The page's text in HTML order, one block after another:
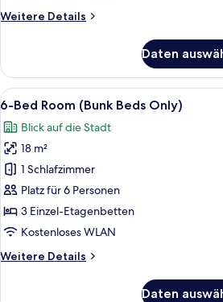
anzeigen
Weitere Details
Weitere
in
4-
Bed
Daten
Alle
Fotos
für
6-
Bed
Room
(Bunk
Beds
anzeigen
6-Bed
4
6-Bed Room (Bunk Beds Only)
Blick auf die Stadt
18 m²
1 Schlafzimmer
Platz für 6 Personen
3 Einzel-Etagenbetten
Kostenloses WLAN
Weitere Details
Weitere
Daten